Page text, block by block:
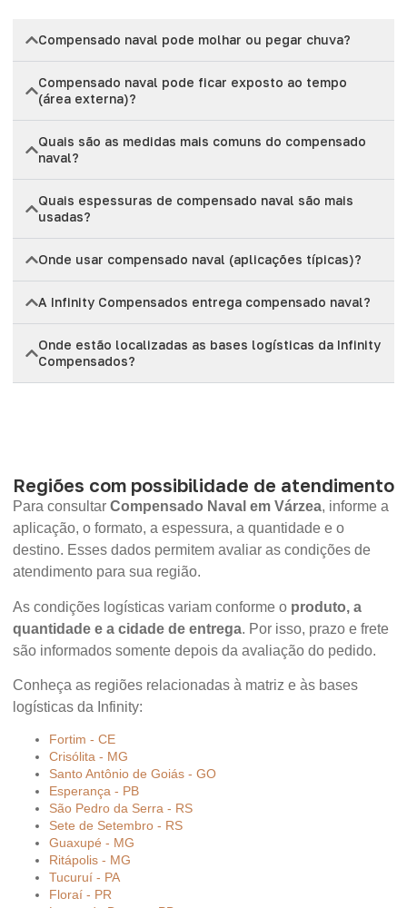
Compensado naval pode molhar ou pegar chuva?
Compensado naval pode ficar exposto ao tempo
(área externa)?
Quais são as medidas mais comuns do compensado
naval?
Quais espessuras de compensado naval são mais
usadas?
Onde usar compensado naval (aplicações típicas)?
A Infinity Compensados entrega compensado naval?
Onde estão localizadas as bases logísticas da Infinity
Compensados?
Regiões com possibilidade de atendimento
Para consultar Compensado Naval em Várzea, informe a
aplicação, o formato, a espessura, a quantidade e o
destino. Esses dados permitem avaliar as condições de
atendimento para sua região.
As condições logísticas variam conforme o produto, a
quantidade e a cidade de entrega. Por isso, prazo e frete
são informados somente depois da avaliação do pedido.
Conheça as regiões relacionadas à matriz e às bases
logísticas da Infinity:
Fortim - CE
Crisólita - MG
Santo Antônio de Goiás - GO
Esperança - PB
São Pedro da Serra - RS
Sete de Setembro - RS
Guaxupé - MG
Ritápolis - MG
Tucuruí - PA
Floraí - PR